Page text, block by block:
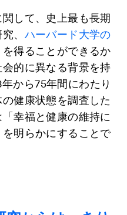
して、史上最も長期
、 ハーバード大学の
得ることができるか
的に異なる背景を持
から75年間にわたり
健康状態を調査した
幸福と健康の維持に
明らかにすることで